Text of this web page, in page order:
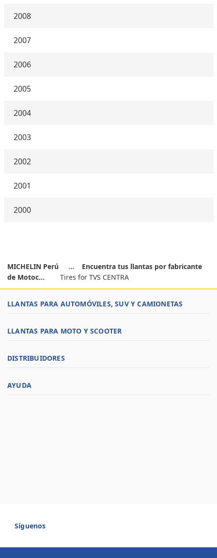
2008
2007
2006
2005
2004
2003
2002
2001
2000
MICHELIN Perú
Encuentra tus llantas por fabricante
de Motoc...
Tires for TVS CENTRA
LLANTAS PARA AUTOMÓVILES, SUV Y CAMIONETAS
LLANTAS PARA MOTO Y SCOOTER
DISTRIBUIDORES
AYUDA
Síguenos